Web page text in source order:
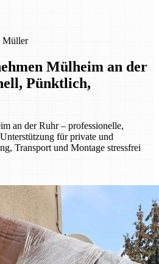
Müller
Mülheim an der
Pünktlich,
an der Ruhr – professionelle,
für private und
Transport und Montage stressfrei